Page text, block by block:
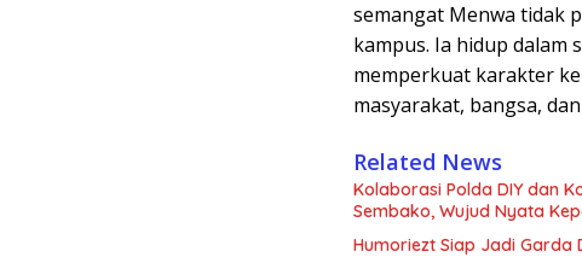
semangat Menwa tidak
kampus. Ia hidup
memperkuat karakter
masyarakat, bangsa,
Related News
Kolaborasi Polda DIY dan
Sembako, Wujud Nyata
Humoriezt Siap Jadi Garda